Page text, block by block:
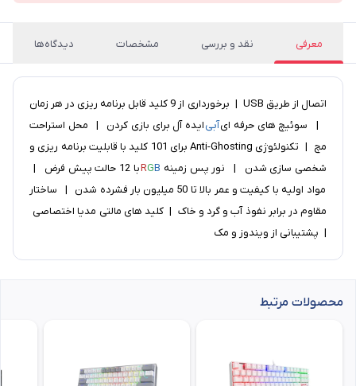
معرفی نقد و بررسی مشخصات دیدگاه‌ها
اتصال از طریق USB | برخورداری از 9 کلید قابل برنامه ریزی در هر زمان
| سوئیچ های حرفه ایآبیایده آل برای بازی کردن | محل استراحت
مچ | تکنولئوژی Anti-Ghosting برای 101 کلید با قابلیت برنامه ریزی و
شخصی سازی شدن | نور پس زمینه
RGB
با 12 حالت پیش فرض |
مواد اولیه با کیفیت و عمر بالا تا 50 میلیون بار فشرده شدن | ساختار
مقاوم در برابر نفوذ آب و گرد و خاک | کلید های مالتی مدیا اختصاصی
| پشتیبانی از ویندوز و مک
محصولات مرتبط